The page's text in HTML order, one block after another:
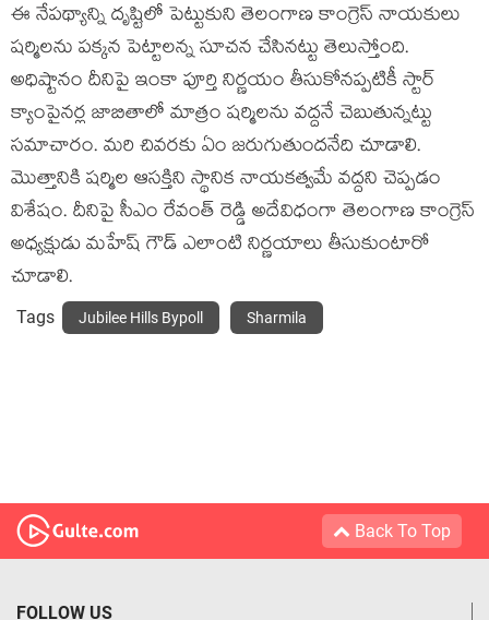
ఈ నేపథ్యాన్ని దృష్టిలో పెట్టుకుని తెలంగాణ కాంగ్రెస్ నాయకులు
షర్మిలను పక్కన పెట్టాలన్న సూచన చేసినట్టు తెలుస్తోంది.
అధిష్టానం దీనిపై ఇంకా పూర్తి నిర్ణయం తీసుకోన‌ప్పటికీ స్టార్
క్యాంపైనర్ల జాబితాలో మాత్రం షర్మిలను వద్దనే చెబుతున్నట్టు
సమాచారం. మరి చివరకు ఏం జరుగుతుందనేది చూడాలి.
మొత్తానికి షర్మిల ఆసక్తిని స్థానిక నాయకత్వమే వద్దని చెప్పడం
విశేషం. దీనిపై సీఎం రేవంత్ రెడ్డి అదేవిధంగా తెలంగాణ కాంగ్రెస్
అధ్యక్షుడు మహేష్ గౌడ్ ఎలాంటి నిర్ణయాలు తీసుకుంటారో
చూడాలి.
Tags Jubilee Hills Bypoll Sharmila
Back To Top
FOLLOW US